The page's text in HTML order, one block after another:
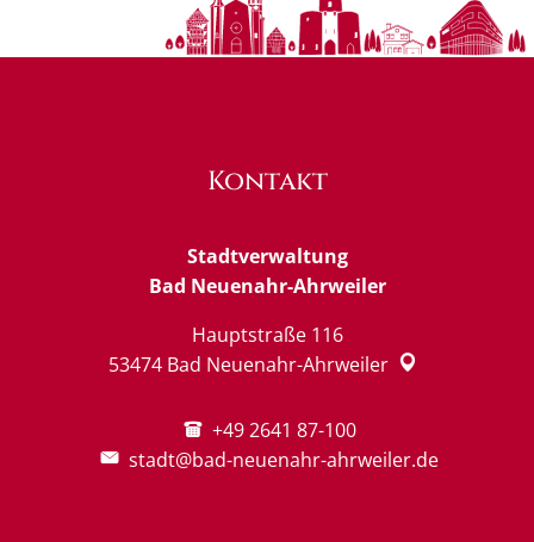
Kontakt
Stadtverwaltung
Bad Neuenahr-Ahrweiler
Hauptstraße 116
53474 Bad Neuenahr-Ahrweiler
+49 2641 87-100
stadt@bad-neuenahr-ahrweiler.de